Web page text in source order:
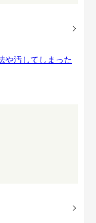
や汚してしまった